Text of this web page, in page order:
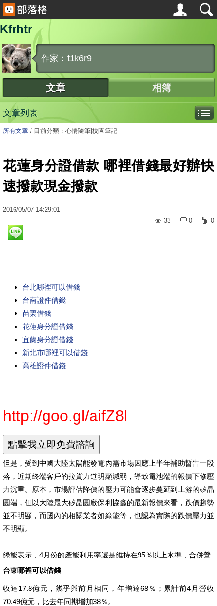
Kfrhtr
作家：t1k6r9
文章 相簿
文章列表
所有文章 / 目前分類：心情隨筆|校園筆記
花蓮身分證借款 哪裡借錢最好辦快
速撥款現金撥款
2016/05/07 14:29:01
33
0 0
台北哪裡可以借錢
台南證件借錢
苗栗借錢
花蓮身分證借錢
宜蘭身分證借錢
新北市哪裡可以借錢
高雄證件借錢
http://goo.gl/aifZ8l
但是，受到中國大陸太陽能發電內需市場因應上半年補助暫告一段
落，近期終端客戶的拉貨力道明顯減弱，導致電池端的報價下修壓
力沉重。原本，市場評估降價的壓力可能會逐步蔓延到上游的矽晶
圓端，但以大陸最大矽晶圓廠保利協鑫的最新報價來看，跌價趨勢
並不明顯，而國內的相關業者如綠能等，也認為實際的跌價壓力並
不明顯。
綠能表示，4月份的產能利用率還是維持在95％以上水準，合併營
台東哪裡可以借錢
收達17.8億元，幾乎與前月相同，年增達68％；累計前4月營收
70.49億元，比去年同期增加38％。